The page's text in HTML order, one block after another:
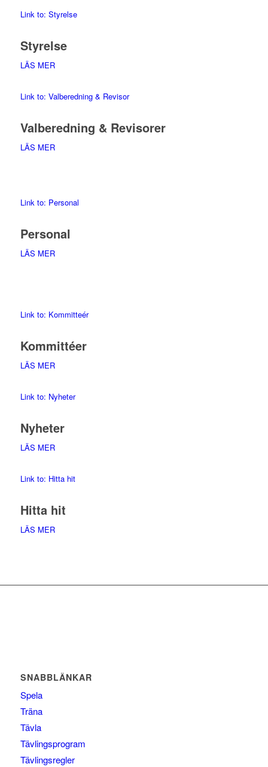
Link to: Styrelse
Styrelse
LÄS MER
Link to: Valberedning & Revisor
Valberedning & Revisorer
LÄS MER
Link to: Personal
Personal
LÄS MER
Link to: Kommitteér
Kommittéer
LÄS MER
Link to: Nyheter
Nyheter
LÄS MER
Link to: Hitta hit
Hitta hit
LÄS MER
SNABBLÄNKAR
Spela
Träna
Tävla
Tävlingsprogram
Tävlingsregler